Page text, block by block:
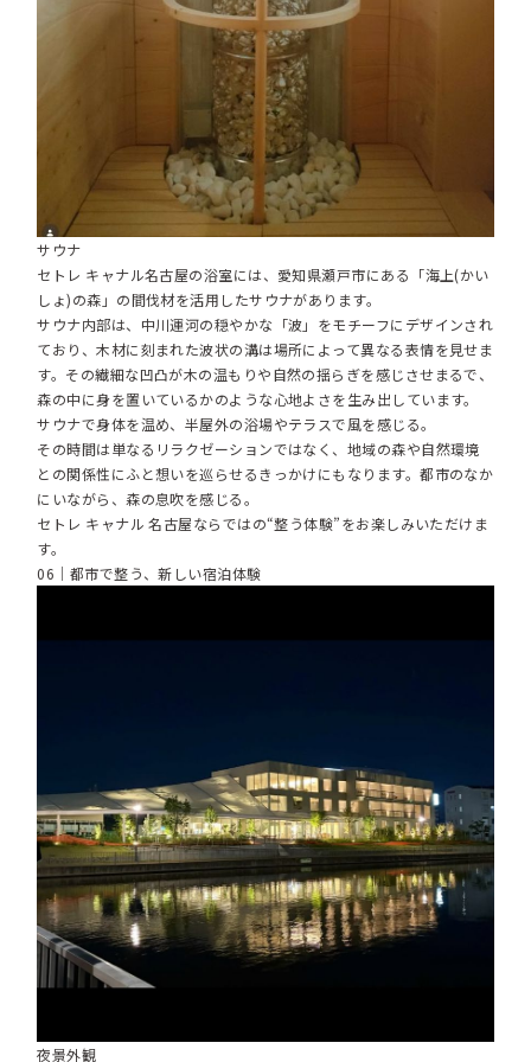
サウナ
セトレ キャナル名古屋の浴室には、愛知県瀬戸市にある「海上(かい
しょ)の森」の間伐材を活用したサウナがあります。
サウナ内部は、中川運河の穏やかな「波」をモチーフにデザインされ
ており、木材に刻まれた波状の溝は場所によって異なる表情を見せま
す。その繊細な凹凸が木の温もりや自然の揺らぎを感じさせまるで、
森の中に身を置いているかのような心地よさを生み出しています。
サウナで身体を温め、半屋外の浴場やテラスで風を感じる。
その時間は単なるリラクゼーションではなく、地域の森や自然環境
との関係性にふと想いを巡らせるきっかけにもなります。都市のなか
にいながら、森の息吹を感じる。
セトレ キャナル 名古屋ならではの“整う体験”をお楽しみいただけま
す。
06｜都市で整う、新しい宿泊体験
夜景外観